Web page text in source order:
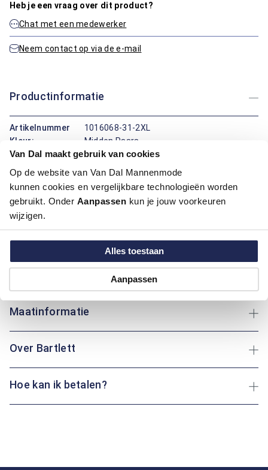
Van Dal maakt gebruik van cookies
Op de website van Van Dal Mannenmode
kunnen cookies en vergelijkbare technologieën worden
gebruikt. Onder Aanpassen kun je jouw voorkeuren
wijzigen.
Alles toestaan
Aanpassen
Heb je een vraag over dit product?
Chat met een medewerker
Neem contact op via de e-mail
Productinformatie
Artikelnummer
1016068-31-2XL
Kleur:
Midden Paars
Materiaal:
100% Katoen
Pasvorm:
Regular Fit
Motief:
Dit overhemd met korte mouw van Bartlett biedt een
zorgt het voor een ademend en comfortabel gevoel, ideaal
voor dagelijks gebruik. Of je nu een wandeling maakt in het
park of thuis ontspant: dit overhemd geeft je altijd een fris
Maatinformatie
Over Bartlett
Hoe kan ik betalen?